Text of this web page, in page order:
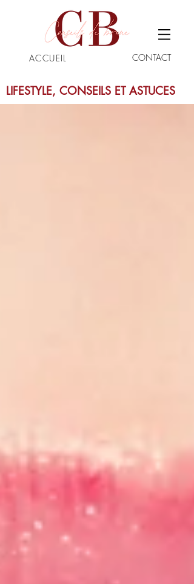
ACCUEIL CONTACT
LIFESTYLE, CONSEILS ET ASTUCES